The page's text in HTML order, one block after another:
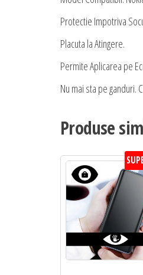
Protectie Impotriva
Placuta la Atingere.
Permite Aplicarea pe
Nu mai sta pe ganduri.
Produse